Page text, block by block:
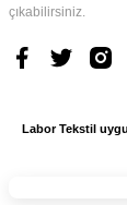
çıkabilirsiniz.
Labor Tekstil